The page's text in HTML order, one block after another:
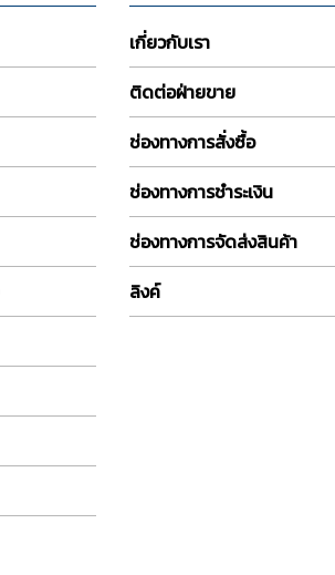
เกี่ยวกับเรา
ติดต่อฝ่ายขาย
ช่องทางการสั่งซื้อ
ช่องทางการชำระเงิน
ช่องทางการจัดส่งสินค้า
ลิงค์